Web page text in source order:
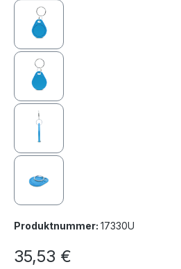
Produktnummer: 17330U
35,53 €